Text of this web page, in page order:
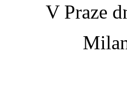
V Praze